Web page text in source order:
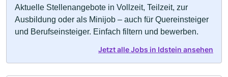
Aktuelle Stellenangebote in Vollzeit, Teilzeit, zur
Ausbildung oder als Minijob – auch für Quereinsteiger
und Berufseinsteiger. Einfach filtern und bewerben.
Jetzt alle Jobs in Idstein ansehen